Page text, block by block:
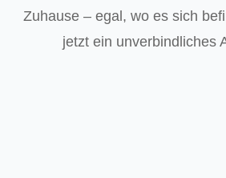
Zuhause – egal, wo es sich
jetzt ein unverbindliches